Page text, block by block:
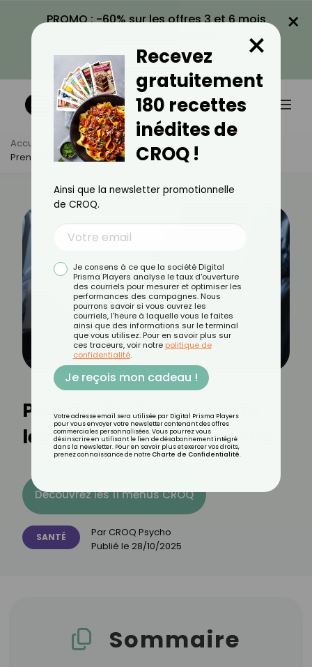
PROMO : -60% sur les offres 3 et 6 mois
VOIR LA PROMO
×
Accueil Actus
Santé
Prendre L’avion Enceinte : Les Précautions À Prendre
Prendre l’avion enceinte :
les précautions à prendre
Découvrez les 11 menus CROQ
SANTÉ Par CROQ Psycho
Publié le 28/10/2025
Sommaire
Recevez
gratuitement
180 recettes
inédites de
CROQ !
×
Ainsi que la newsletter promotionnelle
de CROQ.
Je consens à ce que la société Digital
Prisma Players analyse le taux d'ouverture
des courriels pour mesurer et optimiser les
performances des campagnes. Nous
pourrons savoir si vous ouvrez les
courriels, l'heure à laquelle vous le faites
ainsi que des informations sur le terminal
que vous utilisez. Pour en savoir plus sur
ces traceurs, voir notre politique de
confidentialité.
Je reçois mon cadeau !
Votre adresse email sera utilisée par Digital Prisma Players
pour vous envoyer votre newsletter contenant des offres
commerciales personnalisées. Vous pourrez vous
désinscrire en utilisant le lien de désabonnement intégré
dans la newsletter. Pour en savoir plus et exercer vos droits,
prenez connaissance de notre Charte de Confidentialité.